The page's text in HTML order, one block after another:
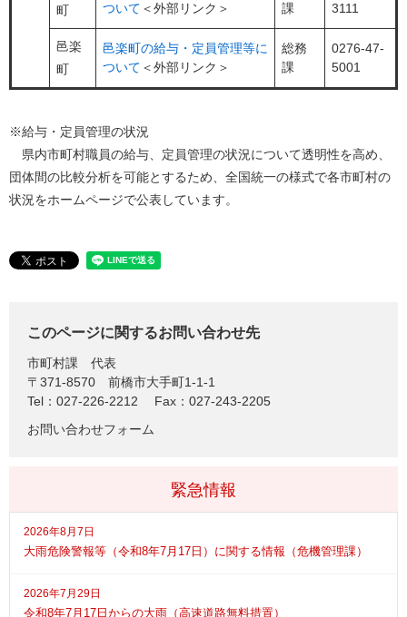
町
ついて ＜外部リンク＞
課
3111
邑楽
町
邑楽町の給与・定員管理等に
ついて ＜外部リンク＞
総務
課
0276-47-
5001
※給与・定員管理の状況
県内市町村職員の給与、定員管理の状況について透明性を高め、
団体間の比較分析を可能とするため、全国統一の様式で各市町村の
状況をホームページで公表しています。
このページに関するお問い合わせ先
市町村課
代表
〒371-8570
前橋市大手町1-1-1
Tel：027-226-2212
Fax：027-243-2205
お問い合わせフォーム
緊急情報
2026年8月7日
大雨危険警報等（令和8年7月17日）に関する情報（危機管理課）
2026年7月29日
令和8年7月17日からの大雨（高速道路無料措置）